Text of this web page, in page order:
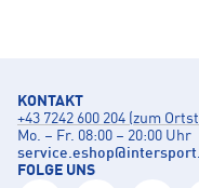
KONTAKT
+43 7242 600 204 (zum
Mo. – Fr. 08:00 – 20:00 Uhr
service.eshop@
FOLGE UNS